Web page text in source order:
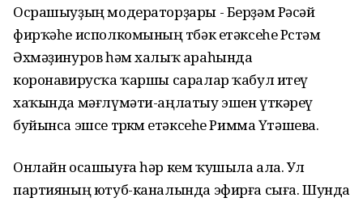
Осрашыуҙың модераторҙары - Берҙәм Рәсәй
фирҡәһе исполкомының төбәк етәксеһе Рөстәм
Әхмәҙинуров һәм халыҡ араһында
коронавирусҡа ҡаршы саралар ҡабул итеү
хаҡында мәғлүмәти-аңлатыу эшен үткәреү
буйынса эшсе төркөмө етәксеһе Римма Үтәшева.
Онлайн осашыуға һәр кем ҡушыла ала. Ул
партияның ютуб-каналында эфирға сыға. Шунда